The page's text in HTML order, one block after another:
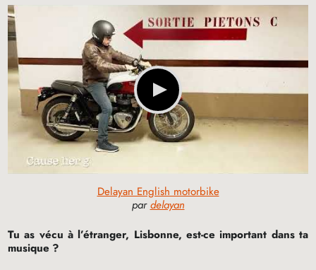
Delayan English motorbike
pardelayan
Tu as vécu à l’étranger, Lisbonne, est-ce important dans ta
musique ?